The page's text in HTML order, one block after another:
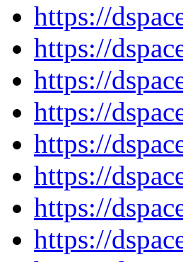
https://
https://
https://
https://
https://
https://
https://
https://